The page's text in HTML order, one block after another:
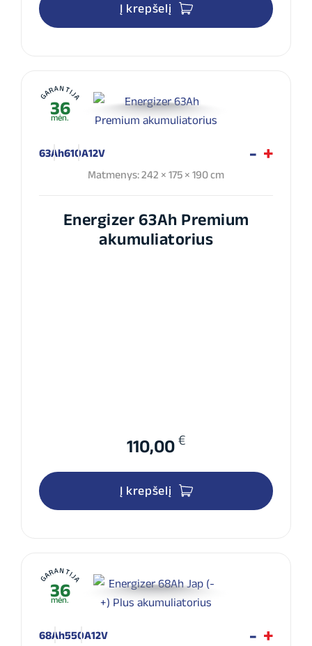
Į krepšelį
GARANTIJA
36
mėn.
63Ah610A12V
Matmenys: 242 × 175 × 190 cm
Energizer 63Ah Premium
akumuliatorius
110,00 €
Į krepšelį
GARANTIJA
36
mėn.
68Ah550A12V